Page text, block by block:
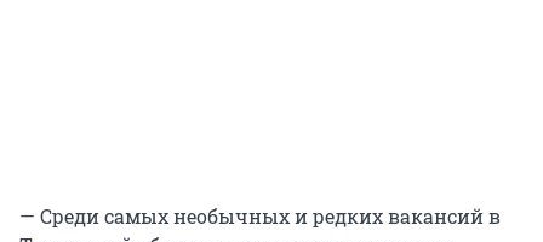
— Среди самых необычных и редких вакансий в